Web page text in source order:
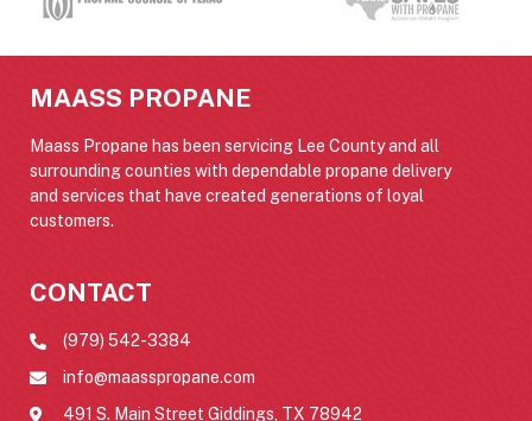
MAASS PROPANE
Maass Propane has been servicing Lee County and all
surrounding counties with dependable propane delivery
and services that have created generations of loyal
customers.
CONTACT
(979) 542-3384
info@maasspropane.com
491 S. Main Street Giddings, TX 78942